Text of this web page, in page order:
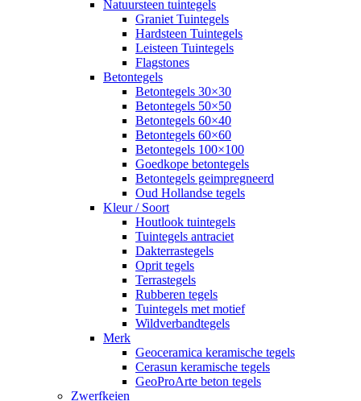
Natuursteen tuintegels
Graniet Tuintegels
Hardsteen Tuintegels
Leisteen Tuintegels
Flagstones
Betontegels
Betontegels 30×30
Betontegels 50×50
Betontegels 60×40
Betontegels 60×60
Betontegels 100×100
Goedkope betontegels
Betontegels geimpregneerd
Oud Hollandse tegels
Kleur / Soort
Houtlook tuintegels
Tuintegels antraciet
Dakterrastegels
Oprit tegels
Terrastegels
Rubberen tegels
Tuintegels met motief
Wildverbandtegels
Merk
Geoceramica keramische tegels
Cerasun keramische tegels
GeoProArte beton tegels
Zwerfkeien